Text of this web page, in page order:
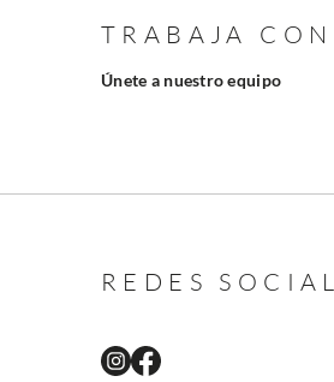
TRABAJA
Únete a nuestro equipo
REDES